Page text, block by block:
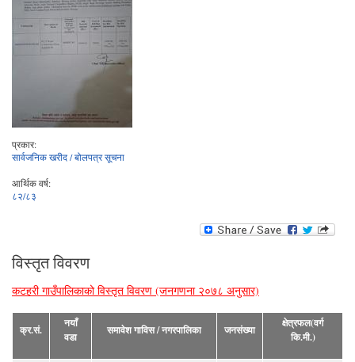
प्रकार:
सार्वजनिक खरीद / बोलपत्र सूचना
आर्थिक वर्ष:
८२/८३
विस्तृत विवरण
कटहरी गाउँपालिकाको विस्तृत विवरण (जनगणना २०७८ अनुसार)
क्र.सं.
नयाँ
वडा
समावेश गाविस / नगरपालिका जनसंख्या
क्षेत्रफल(वर्ग
कि.मी.)